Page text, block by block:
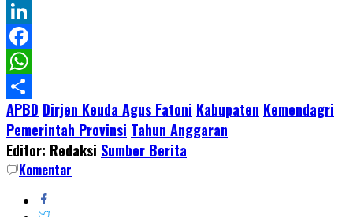
Twitter
LinkedIn
Facebook
WhatsApp
Share
APBD Dirjen Keuda Agus Fatoni Kabupaten Kemendagri
Pemerintah Provinsi Tahun Anggaran
Editor: Redaksi Sumber Berita
Komentar